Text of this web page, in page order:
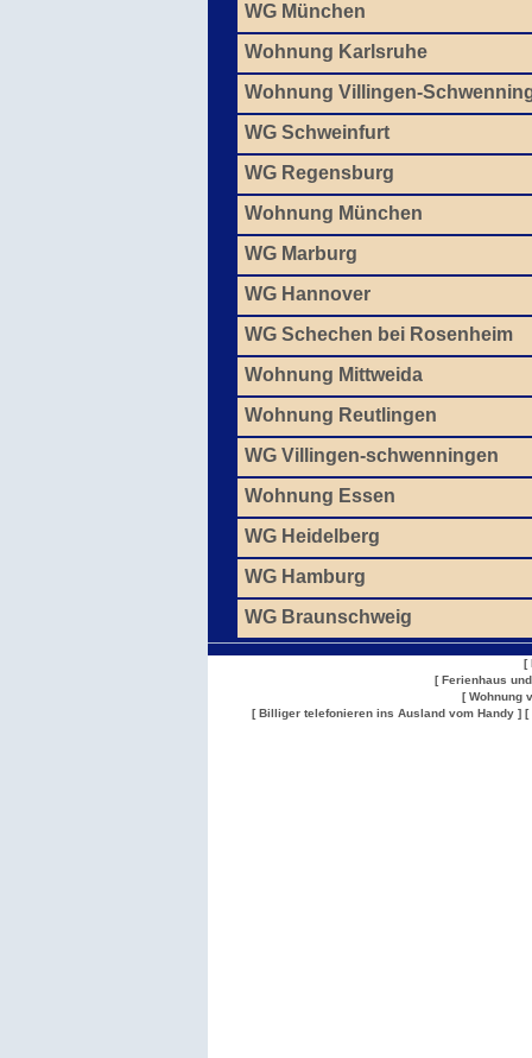
WG München
Wohnung Karlsruhe
Wohnung Villingen-
WG Schweinfurt
WG Regensburg
Wohnung München
WG Marburg
WG Hannover
WG Schechen bei Rosenheim
Wohnung Mittweida
Wohnung Reutlingen
WG Villingen-schwenningen
Wohnung Essen
WG Heidelberg
WG Hamburg
WG Braunschweig
[
[ Ferienhaus
[ Wohnung
[ Billiger telefonieren ins Ausland vom Handy ] [